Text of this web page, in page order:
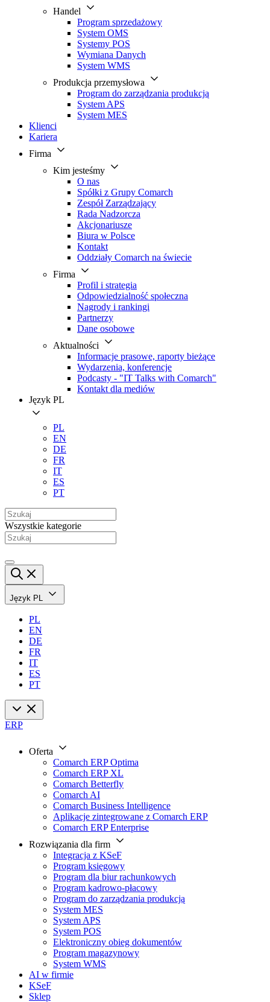
Handel
Program sprzedażowy
System OMS
Systemy POS
Wymiana Danych
System WMS
Produkcja przemysłowa
Program do zarządzania produkcją
System APS
System MES
Klienci
Kariera
Firma
Kim jesteśmy
O nas
Spółki z Grupy Comarch
Zespół Zarządzający
Rada Nadzorcza
Akcjonariusze
Biura w Polsce
Kontakt
Oddziały Comarch na świecie
Firma
Profil i strategia
Odpowiedzialność społeczna
Nagrody i rankingi
Partnerzy
Dane osobowe
Aktualności
Informacje prasowe, raporty bieżące
Wydarzenia, konferencje
Podcasty - "IT Talks with Comarch"
Kontakt dla mediów
Język PL
PL
EN
DE
FR
IT
ES
PT
Wszystkie kategorie
Język PL
PL
EN
DE
FR
IT
ES
PT
ERP
Oferta
Comarch ERP Optima
Comarch ERP XL
Comarch Betterfly
Comarch AI
Comarch Business Intelligence
Aplikacje zintegrowane z Comarch ERP
Comarch ERP Enterprise
Rozwiązania dla firm
Integracja z KSeF
Program księgowy
Program dla biur rachunkowych
Program kadrowo-płacowy
Program do zarządzania produkcją
System MES
System APS
System POS
Elektroniczny obieg dokumentów
Program magazynowy
System WMS
AI w firmie
KSeF
Sklep